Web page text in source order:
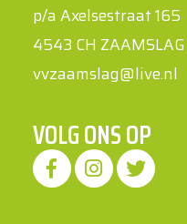
p/a Axelsestraat 165
4543 CH ZAAMSLAG
vvzaamslag@live.nl
VOLG ONS OP